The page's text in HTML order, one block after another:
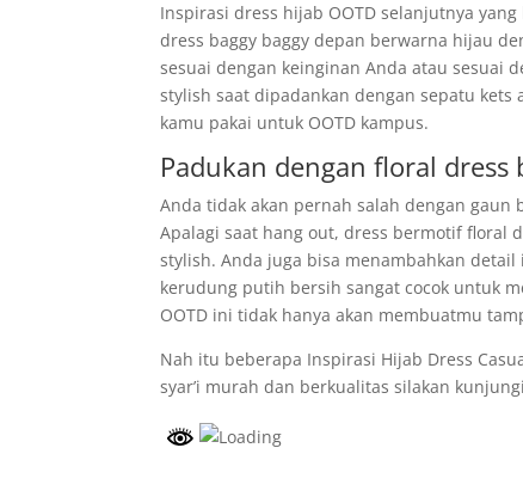
Inspirasi dress hijab OOTD selanjutnya
dress baggy baggy depan berwarna hijau
sesuai dengan keinginan Anda atau sesuai
stylish saat dipadankan dengan sepatu
kamu pakai untuk OOTD kampus.
Padukan dengan floral dress
Anda tidak akan pernah salah dengan
Apalagi saat hang out, dress bermotif floral
stylish. Anda juga bisa menambahkan
kerudung putih bersih sangat cocok untuk
OOTD ini tidak hanya akan membuatmu
Nah itu beberapa Inspirasi Hijab Dress
syar’i murah dan berkualitas silakan kunjungi